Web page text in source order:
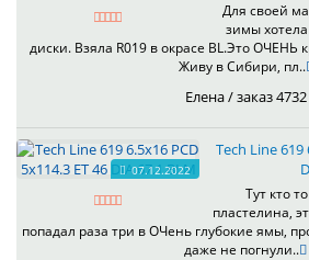
Для своей
зимы
диски. Взяла R019 в окрасе BL.Это ОЧЕНЬ
Живу в Сибири, пл..
Елена / заказ 4732
07.12.2022
Tech Line 619
Тут кто
пластелина,
попадал раза три в ОЧень глубокие ямы,
даже не погнули..